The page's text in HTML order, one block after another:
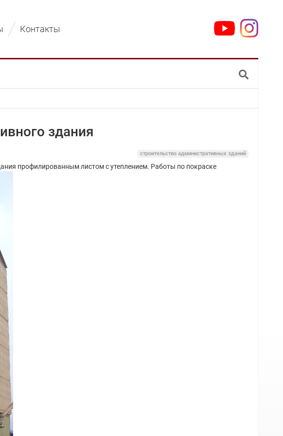
Контакты
здания
строительство административных зданий
профилированным листом с утеплением. Работы по покраске